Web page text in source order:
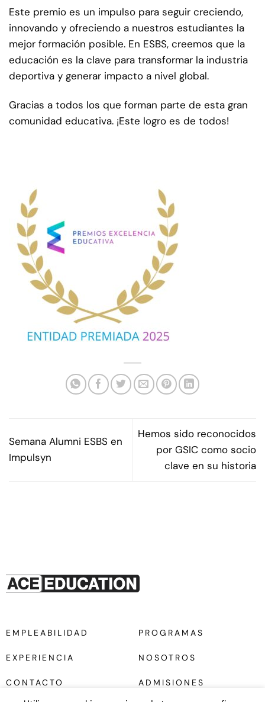
Este premio es un impulso para seguir creciendo,
innovando y ofreciendo a nuestros estudiantes la
mejor formación posible. En ESBS, creemos que la
educación es la clave para transformar la industria
deportiva y generar impacto a nivel global.
Gracias a todos los que forman parte de esta gran
comunidad educativa. ¡Este logro es de todos!
Semana Alumni ESBS en
Impulsyn
Hemos sido reconocidos
por GSIC como socio
clave en su historia
PROGRAMAS
NOSOTROS
ADMISIONES
EMPLEABILIDAD
EXPERIENCIA
CONTACTO